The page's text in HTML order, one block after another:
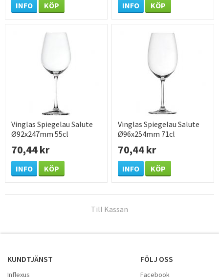
INFO KÖP INFO KÖP
Vinglas Spiegelau Salute
Ø92x247mm 55cl
70,44 kr
INFO KÖP
Vinglas Spiegelau Salute
Ø96x254mm 71cl
70,44 kr
INFO KÖP
Till Kassan
KUNDTJÄNST
Inflexus
FÖLJ OSS
Facebook